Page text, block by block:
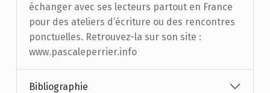
échanger avec ses lecteurs partout en France
pour des ateliers d’écriture ou des rencontres
ponctuelles. Retrouvez-la sur son site :
www.pascaleperrier.info
Bibliographie